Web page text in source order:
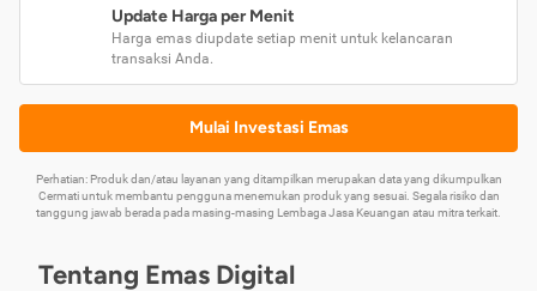
Update Harga per Menit
Harga emas diupdate setiap menit untuk kelancaran
transaksi Anda.
Mulai Investasi Emas
Perhatian: Produk dan/atau layanan yang ditampilkan merupakan data yang dikumpulkan
Cermati untuk membantu pengguna menemukan produk yang sesuai. Segala risiko dan
tanggung jawab berada pada masing-masing Lembaga Jasa Keuangan atau mitra terkait.
Tentang Emas Digital